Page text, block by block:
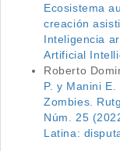
Ecosistema
creación
Inteligencia
Artificial
Roberto
P. y Manini
Zombies.
Núm. 25
Latina: